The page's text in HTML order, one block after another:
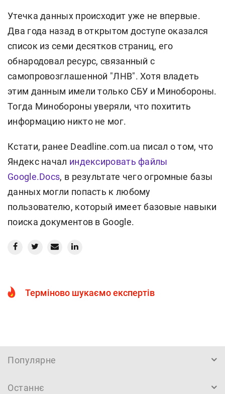
Утечка данных происходит уже не впервые.
Два года назад в открытом доступе оказался
список из семи десятков страниц, его
обнародовал ресурс, связанный с
самопровозглашенной "ЛНВ". Хотя владеть
этим данным имели только СБУ и Минобороны.
Тогда Минобороны уверяли, что похитить
информацию никто не мог.
Кстати, ранее Deadline.com.ua писал о том, что
Яндекс начал индексировать файлы
Google.Docs, в результате чего огромные базы
данных могли попасть к любому
пользователю, который имеет базовые навыки
поиска документов в Google.
Терміново шукаємо експертів
Популярне
Останнє